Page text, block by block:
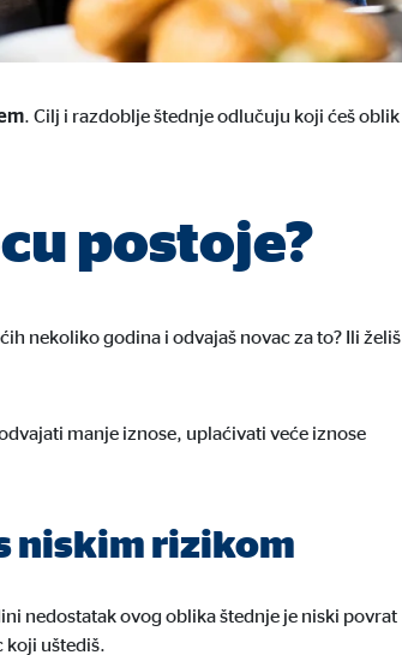
. Cilj i razdoblje štednje odlučuju koji ćeš oblik
postoje?
nekoliko godina i odvajaš novac za to? Ili želiš
manje iznose, uplaćivati ​​veće iznose
niskim rizikom
nedostatak ovog oblika štednje je niski povrat
uštediš.